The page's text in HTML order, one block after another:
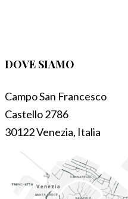
DOVE SIAMO
Campo San Francesco
Castello 2786
30122 Venezia, Italia